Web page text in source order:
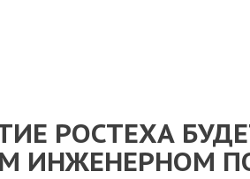
РОСТЕХА
ИНЖЕНЕРНОМ